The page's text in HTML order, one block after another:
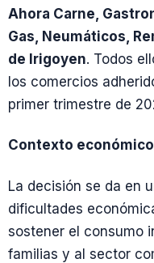
Ahora Carne,
Gas, Neumáticos,
de Irigoyen. Todos
los comercios
primer trimestre de
Contexto económico
La decisión se da en
dificultades
sostener el consumo
familias y al sector